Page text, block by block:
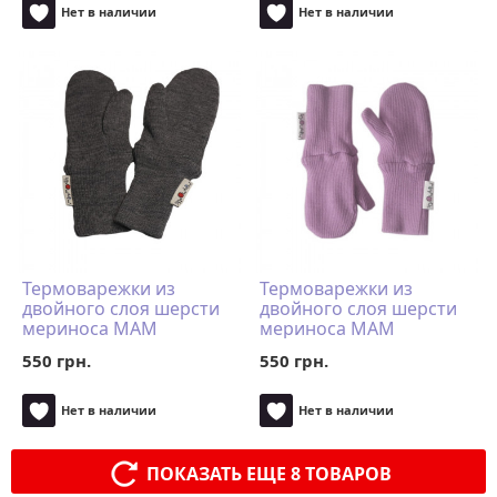
Нет в наличии Нет в наличии
Термоварежки из
двойного слоя шерсти
мериноса MAM
98-104/110, серый)
550 грн.
Нет в наличии
Термоварежки из
двойного слоя шерсти
мериноса MAM
98-104/110, розовый)
550 грн.
Нет в наличии
ПОКАЗАТЬ ЕЩЕ 8 ТОВАРОВ